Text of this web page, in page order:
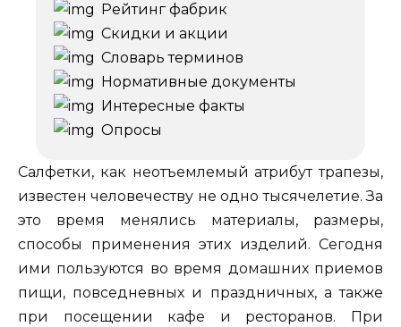
Рейтинг фабрик
Скидки и акции
Словарь терминов
Нормативные документы
Интересные факты
Опросы
Салфетки, как неотъемлемый атрибут трапезы,
известен человечеству не одно тысячелетие. За
это время менялись материалы, размеры,
способы применения этих изделий. Сегодня
ими пользуются во время домашних приемов
пищи, повседневных и праздничных, а также
при посещении кафе и ресторанов. При